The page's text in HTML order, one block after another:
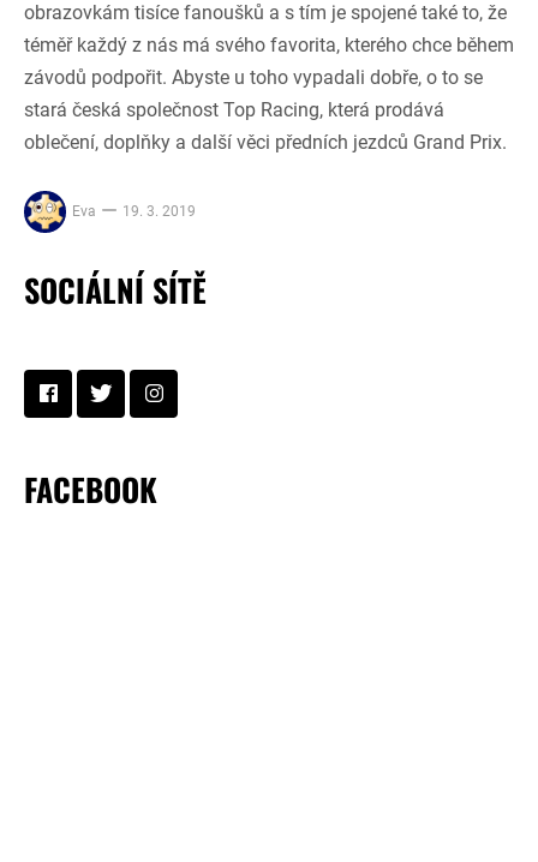
obrazovkám tisíce fanoušků a s tím je spojené také to, že
téměř každý z nás má svého favorita, kterého chce během
závodů podpořit. Abyste u toho vypadali dobře, o to se
stará česká společnost Top Racing, která prodává
oblečení, doplňky a další věci předních jezdců Grand Prix.
Eva 19. 3. 2019
SOCIÁLNÍ SÍTĚ
FACEBOOK